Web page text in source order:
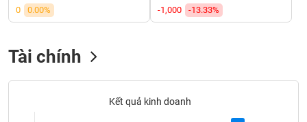
0
0.00%
-1,000
-13.33%
Tài chính
Kết quả kinh doanh
Mã
chứng